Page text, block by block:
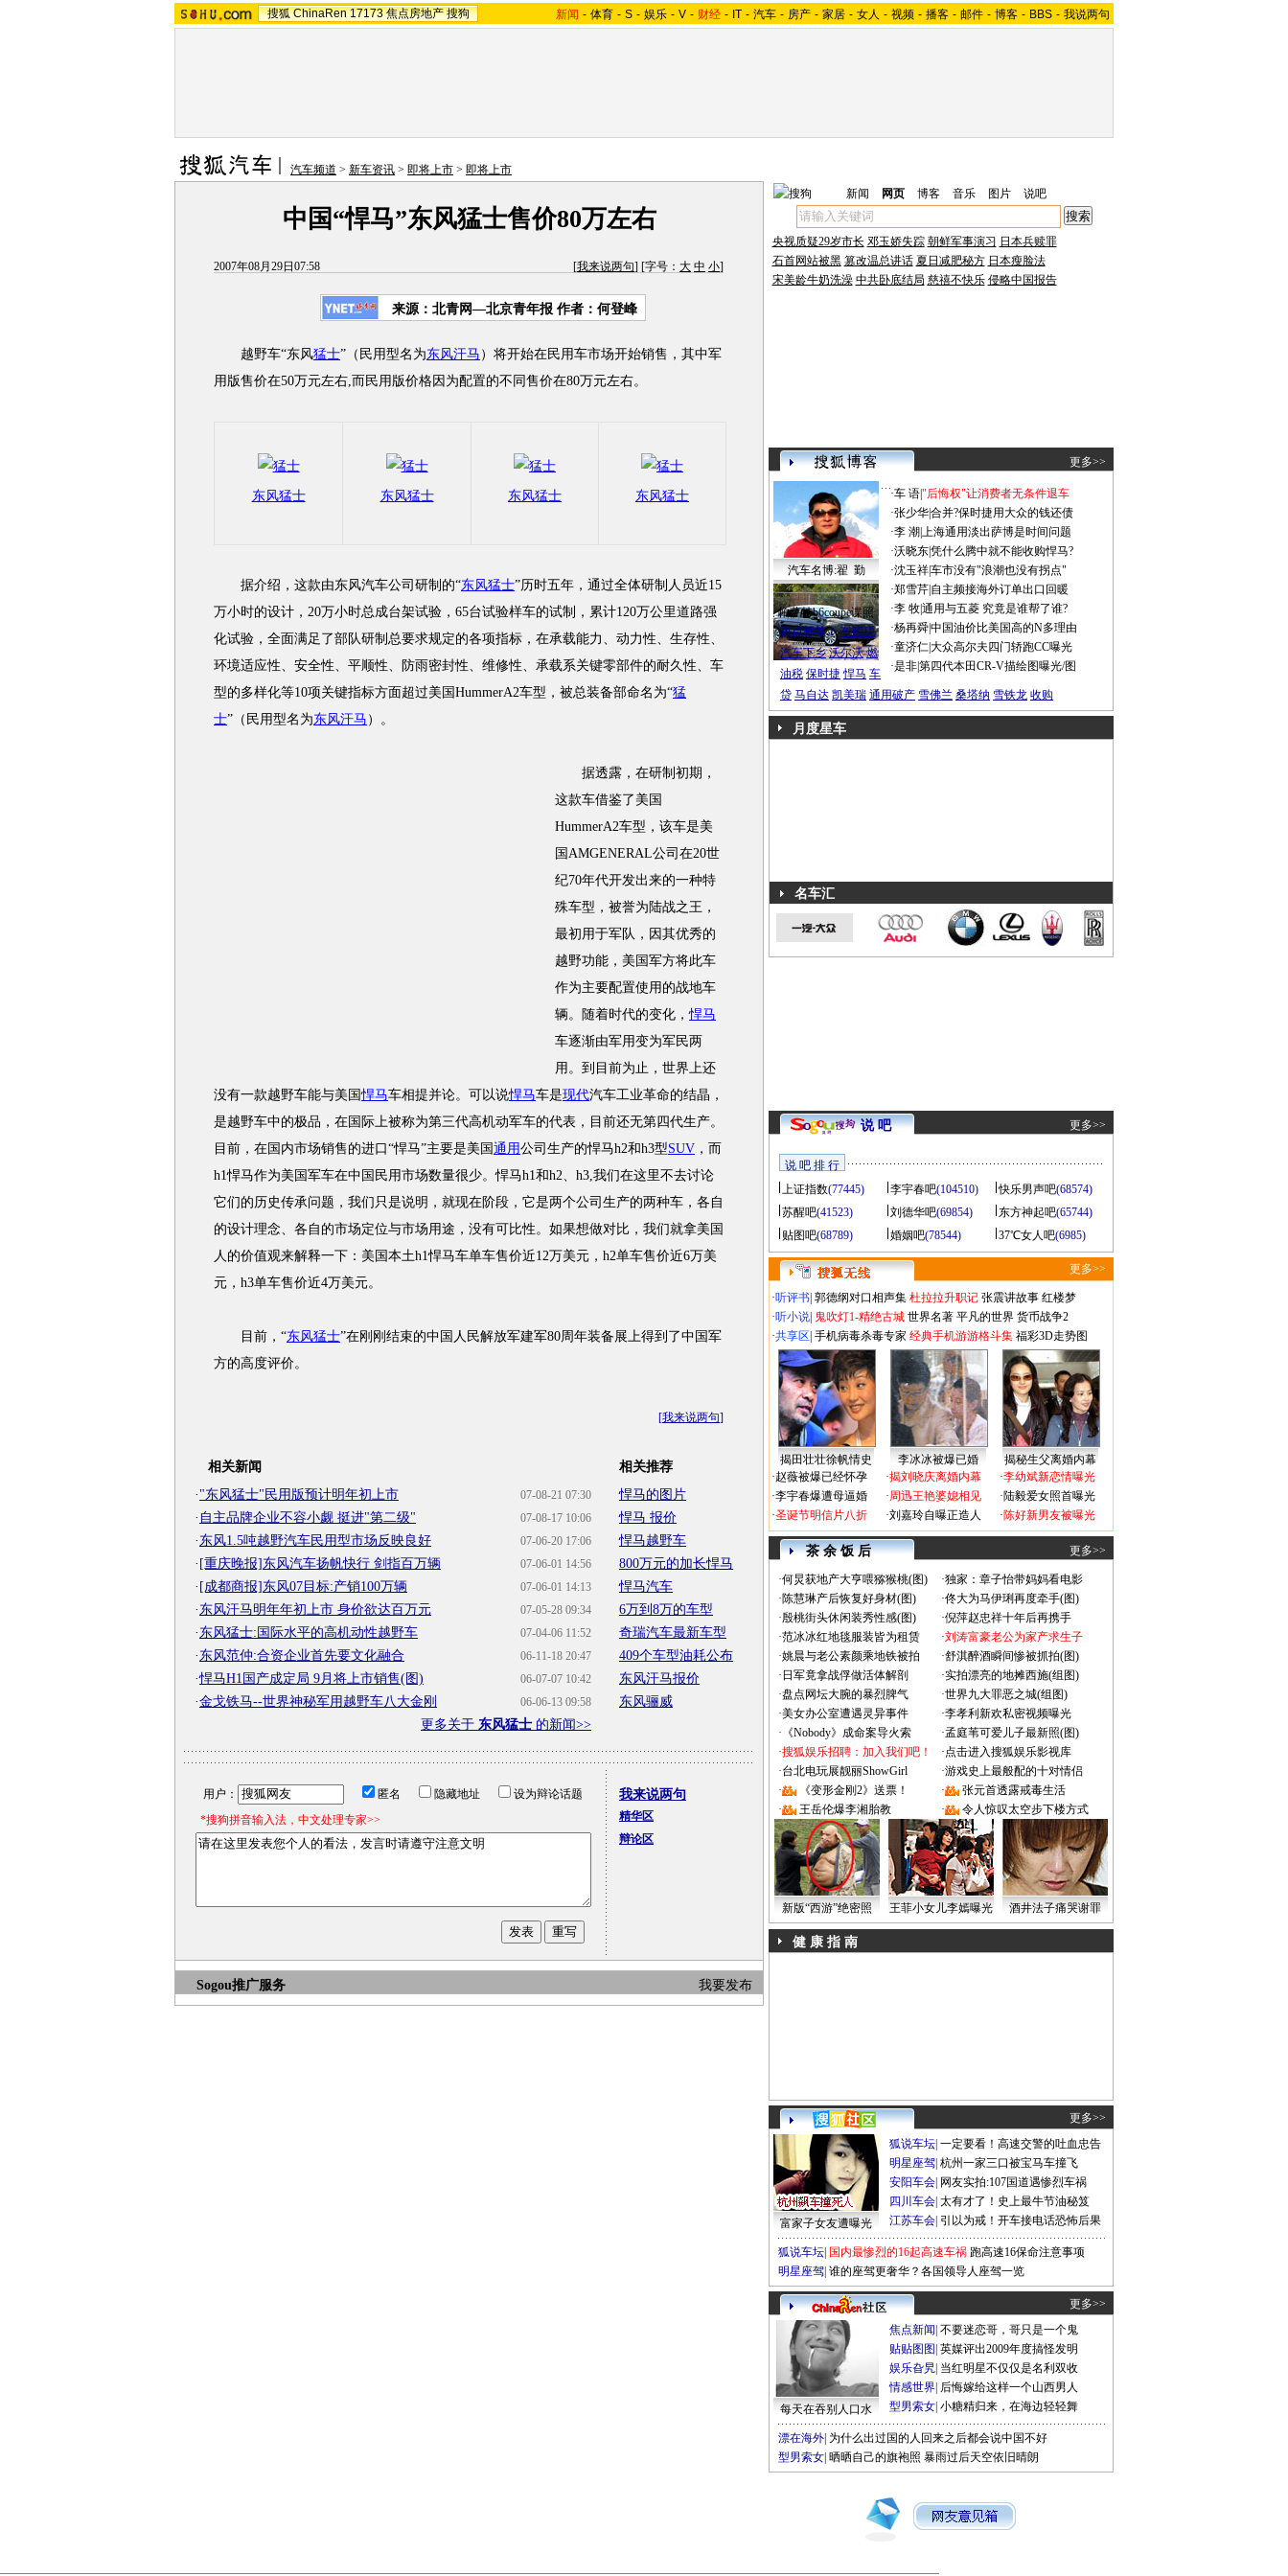
搜狐 ChinaRen 17173 焦点房地产 搜狗 新闻 - 体育 - S - 娱乐 - V - 财经 - IT - 汽车 - 房产 - 家居 - 女人 - 视频 - 播客 - 邮件 - 博客 - BBS - 我说两句
汽车频道 > 新车资讯 > 即将上市 > 即将上市
中国“悍马”东风猛士售价80万左右
2007年08月29日07:58 [我来说两句] [字号： 大 中 小]
来源：北青网—北京青年报 作者：何登峰
越野车“东风猛士”（民用型名为东风汗马 ）将开始在民用车市场开始销售，其中军
用版售价在50万元左右,而民用版价格因为配置的不同售价在80万元左右。
东风猛士 东风猛士 东风猛士 东风猛士
据介绍，这款由东风汽车公司研制的“东风猛士”历时五年，通过全体研制人员近15
万小时的设计，20万小时总成台架试验，65台试验样车的试制，累计120万公里道路强
化试验，全面满足了部队研制总要求规定的各项指标，在承载能力、动力性、生存性、
环境适应性、安全性、平顺性、防雨密封性、维修性、承载系关键零部件的耐久性、车
型的多样化等10项关键指标方面超过美国HummerA2车型，被总装备部命名为“猛
士”（民用型名为东风汗马 ）。
据透露，在研制初期，
这款车借鉴了美国
HummerA2车型，该车是美
国AMGENERAL公司在20世
纪70年代开发出来的一种特
殊车型，被誉为陆战之王，
最初用于军队，因其优秀的
越野功能，美国军方将此车
作为主要配置使用的战地车
辆。随着时代的变化，悍马
车逐渐由军用变为军民两
用。到目前为止，世界上还
没有一款越野车能与美国悍马车相提并论。可以说悍马车是现代汽车工业革命的结晶，
是越野车中的极品，在国际上被称为第三代高机动军车的代表，目前还无第四代生产。
目前，在国内市场销售的进口“悍马”主要是美国 通用公司生产的悍马h2和h3型SUV ，而
h1悍马作为美国军车在中国民用市场数量很少。悍马h1和h2、h3,我们在这里不去讨论
它们的历史传承问题，我们只是说明，就现在阶段，它是两个公司生产的两种车，各自
的设计理念、各自的市场定位与市场用途，没有可比性。如果想做对比，我们就拿美国
人的价值观来解释一下：美国本土h1悍马车单车售价近12万美元，h2单车售价近6万美
元，h3单车售价近4万美元。
目前，“东风猛士”在刚刚结束的中国人民解放军建军80周年装备展上得到了中国军
方的高度评价。
[我来说两句]
相关新闻
07-08-21 07:30
· "东风猛士"民用版预计明年初上市
07-08-17 10:06
· 自主品牌企业不容小觑 挺进"第二级"
07-06-20 17:06
· 东风1.5吨越野汽车民用型市场反映良好
07-06-01 14:56
· [重庆晚报]东风汽车扬帆快行 剑指百万辆
07-06-01 14:13
· [成都商报]东风07目标:产销100万辆
07-05-28 09:34
· 东风汗马明年年初上市 身价欲达百万元
07-04-06 11:52
· 东风猛士:国际水平的高机动性越野车
06-11-18 20:47
· 东风范仲:合资企业首先要文化融合
06-07-07 10:42
·悍马H1国产成定局 9月将上市销售(图)
06-06-13 09:58
·金戈铁马--世界神秘军用越野车八大金刚
更多关于 东风猛士 的新闻>>
相关推荐
悍马的图片
悍马 报价
悍马越野车
800万元的加长悍马
悍马汽车
6万到8万的车型
奇瑞汽车最新车型
409个车型油耗公布
东风汗马报价
东风骊威
用户： 匿名 隐藏地址
设为辩论话题
*搜狗拼音输入法，中文处理专家>>
我来说两句
精华区
辩论区
我要发布
Sogou推广服务
新闻 网页 博客 音乐 图片 说吧
央视质疑29岁市长 邓玉娇失踪 朝鲜军事演习 日本兵赎罪
石首网站被黑 篡改温总讲话 夏日减肥秘方 日本瘦脸法
宋美龄牛奶洗澡 中共卧底结局 慈禧不快乐 侵略中国报告
更多>>
汽车名博:翟 勤
帕萨特b6coupe谍照
·车 语|"后悔权"让消费者无条件退车
·张少华|合并?保时捷用大众的钱还债
·李 潮 上海通用淡出萨博是时间问题
·沃晓东|凭什么腾中就不能收购悍马?
·沈玉祥|车市没有"浪潮也没有拐点"
·郑雪芹| 自主频接海外订单出口回暖
·李 牧|通用与五菱 究竟是谁帮了谁?
·杨再舜|中国油价比美国高的N多理由
·童济仁|大众高尔夫四门轿跑CC曝光
·是非|第四代本田CR-V描绘图曝光/图
热点标签： 车船税
汽车下乡 沃尔沃 燃
油税 保时捷 悍马 车
贷 马自达 凯美瑞 通用破产 雪佛兰 桑塔纳 雪铁龙 收购
月度星车
名车汇
说 吧 更多>>
说 吧 排 行
上证指数(77445) 李宇春吧(104510) 快乐男声吧(68574)
苏醒吧(41523) 刘德华吧(69854) 东方神起吧(65744)
贴图吧(68789) 婚姻吧(78544) 37℃女人吧(6985)
更多>>
·听评书 郭德纲对口相声集 杜拉拉升职记 张震讲故事 红楼梦
·听小说 鬼吹灯1-精绝古城 世界名著 平凡的世界 货币战争2
·共享区 手机病毒杀毒专家 经典手机游游格斗集 福彩3D走势图
揭田壮壮徐帆情史 李冰冰被爆已婚
揭秘生父离婚内幕
·赵薇被爆已经怀孕
·李宇春爆遭母逼婚
·圣诞节明信片八折
·揭刘晓庆离婚内幕
·周迅王艳婆媳相见
·刘嘉玲自曝正造人
·李幼斌新恋情曝光
·陆毅爱女照首曝光
·陈好新男友被曝光
茶 余 饭 后 更多>>
·何炅获地产大亨喂猕猴桃(图) ·独家：章子怡带妈妈看电影
·陈慧琳产后恢复好身材(图) ·佟大为马伊琍再度牵手(图)
·殷桃街头休闲装秀性感(图) ·倪萍赵忠祥十年后再携手
·范冰冰红地毯服装皆为租赁 ·刘涛富豪老公为家产求生子
·姚晨与老公素颜乘地铁被拍 ·舒淇醉酒瞬间惨被抓拍(图)
· 日军竟拿战俘做活体解剖 ·实拍漂亮的地摊西施(组图)
·盘点网坛大腕的暴烈脾气 ·世界九大罪恶之城(组图)
·美女办公室遭遇灵异事件 ·李孝利新欢私密视频曝光
· 《Nobody》成命案导火索 ·孟庭苇可爱儿子最新照(图)
·搜狐娱乐招聘：加入我们吧！ ·点击进入搜狐娱乐影视库
·台北电玩展靓丽ShowGirl ·游戏史上最般配的十对情侣
·
《变形金刚2》送票！ ·
张元首透露戒毒生活
·
王岳伦爆李湘胎教 · 令人惊叹太空步下楼方式
新版“西游”绝密照 王菲小女儿李嫣曝光 酒井法子痛哭谢罪
健 康 指 南
更多>>
富家子女友遭曝光
狐说车坛 一定要看！高速交警的吐血忠告
明星座驾 杭州一家三口被宝马车撞飞
安阳车会 网友实拍:107国道遇惨烈车祸
四川车会 太有才了！史上最牛节油秘笈
江苏车会 引以为戒！开车接电话恐怖后果
狐说车坛 国内最惨烈的16起高速车祸 跑高速16保命注意事项
明星座驾 谁的座驾更奢华？各国领导人座驾一览
更多>>
每天在吞别人口水
焦点新闻 不要迷恋哥，哥只是一个鬼
贴贴图图 英媒评出2009年度搞怪发明
娱乐旮旯 当红明星不仅仅是名利双收
情感世界 后悔嫁给这样一个山西男人
型男索女 小糖精归来，在海边轻轻舞
漂在海外 为什么出过国的人回来之后都会说中国不好
型男索女 晒晒自己的旗袍照 暴雨过后天空依旧晴朗